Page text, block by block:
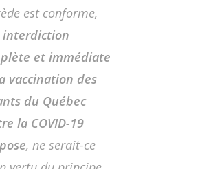
est conforme,
interdiction
et immédiate
vaccination des
du Québec
la COVID-19
, ne serait-ce